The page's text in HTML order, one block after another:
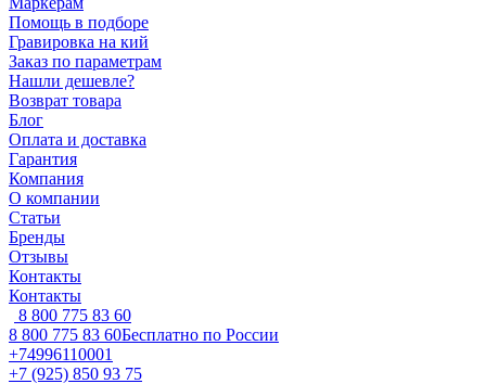
Помощь в подборе
Гравировка на кий
Заказ по параметрам
Нашли дешевле?
Возврат товара
Блог
Оплата и доставка
Гарантия
Компания
О компании
Статьи
Бренды
Отзывы
Контакты
Контакты
8 800 775 83 60
8 800 775 83 60Бесплатно по России
+74996110001
+7 (925) 850 93 75